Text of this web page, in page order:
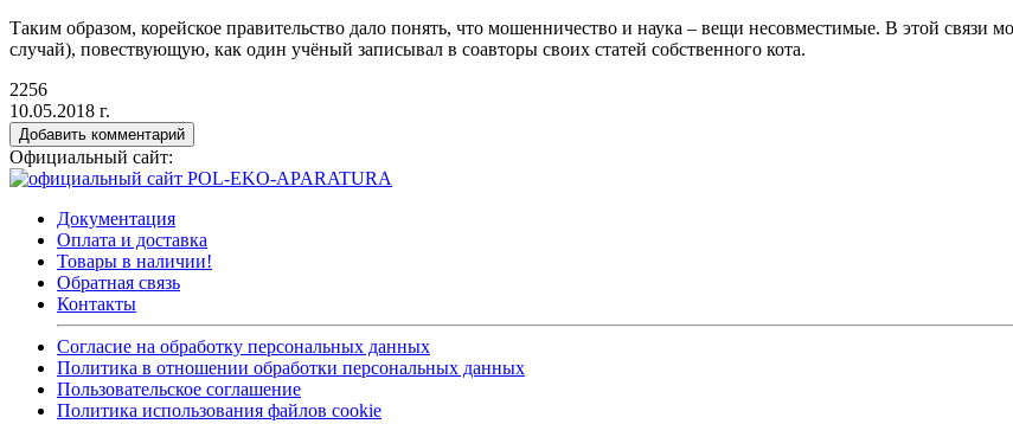
Таким образом, корейское правительство дало понять, что мошенничество и наука – вещи несовместимые. В этой связи
случай), повествующую, как один учёный записывал в соавторы своих статей собственного кота.
2256
10.05.2018 г.
Добавить комментарий
Официальный сайт:
Документация
Оплата и доставка
Товары в наличии!
Обратная связь
Контакты
Согласие на обработку персональных данных
Политика в отношении обработки персональных данных
Пользовательское соглашение
Политика использования файлов cookie